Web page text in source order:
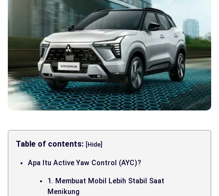
Table of contents: [Hide]
Apa Itu Active Yaw Control (AYC)?
1. Membuat Mobil Lebih Stabil Saat
Menikung